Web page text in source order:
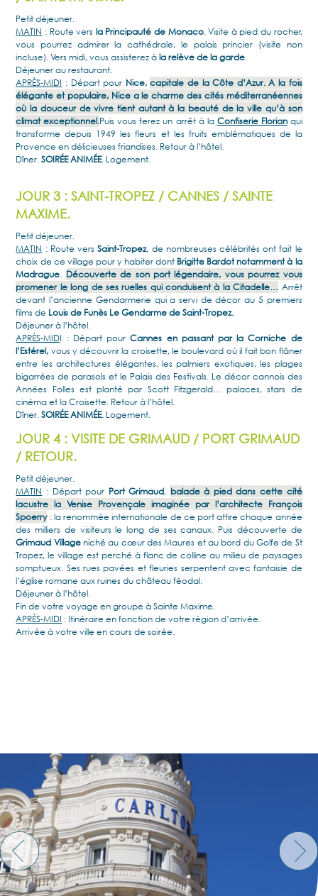
Petit déjeuner.
MATIN : Route vers la Principauté de Monaco. Visite à pied du rocher,
vous pourrez admirer la cathédrale, le palais princier (visite non
incluse). Vers midi, vous assisterez àla relève de la garde.
Déjeuner au restaurant.
APRÈS-MIDI : Départ pour Nice, capitale de la Côte d’Azur. A la fois
élégante et populaire, Nice a le charme des cités méditerranéennes
où la douceur de vivre tient autant à la beauté de la ville qu’à son
climat exceptionnel.Puis vous ferez un arrêt à la Confiserie Florianqui
transforme depuis 1949 les fleurs et les fruits emblématiques de la
Provence en délicieuses friandises. Retour à l’hôtel.
Dîner.SOIRÉE ANIMÉE. Logement.
JOUR 3 : SAINT-TROPEZ / CANNES / SAINTE
MAXIME.
Petit déjeuner.
MATIN : Route versSaint-Tropez, de nombreuses célébrités ont fait le
choix de ce village pour y habiter dont Brigitte Bardot notamment à la
Madrague. Découverte de son port légendaire, vous pourrez vous
promener le long de ses ruelles qui conduisent à la Citadelle… Arrêt
devant l’ancienne Gendarmerie qui a servi de décor au 5 premiers
films de Louis de Funès Le Gendarme de Saint-Tropez.
Déjeuner à l’hôtel.
APRÈS-MIDI : Départ pourCannes en passant par la Corniche de
l’Estérel, vous y découvrir la croisette, le boulevard où il fait bon flâner
entre les architectures élégantes, les palmiers exotiques, les plages
bigarrées de parasols et le Palais des Festivals. Le décor cannois des
Années Folles est planté par Scott Fitzgerald… palaces, stars de
cinéma et la Croisette. Retour à l’hôtel.
Dîner.SOIRÉE ANIMÉE. Logement.
JOUR 4 : VISITE DE GRIMAUD / PORT GRIMAUD
/ RETOUR.
Petit déjeuner.
MATIN : Départ pour Port Grimaud, balade à pied dans cette cité
lacustre la Venise Provençale imaginée par l’architecte François
Spoerry: la renommée internationale de ce port attire chaque année
des milliers de visiteurs le long de ses canaux. Puis découverte de
Grimaud Villageniché au cœur des Maures et au bord du Golfe de St
Tropez, le village est perché à flanc de colline au milieu de paysages
somptueux. Ses rues pavées et fleuries serpentent avec fantaisie de
l’église romane aux ruines du château féodal.
Déjeuner à l’hôtel.
Fin de votre voyage en groupe à Sainte Maxime.
APRÈS-MIDI : Itinéraire en fonction de votre région d’arrivée.
Arrivée à votre ville en cours de soirée.